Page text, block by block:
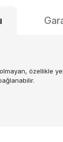
özellikle